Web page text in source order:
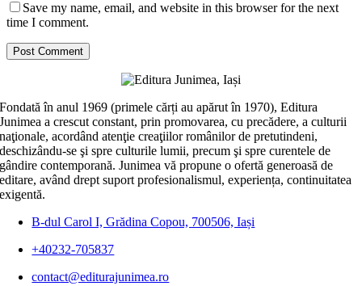
Save my name, email, and website in this browser for the next
time I comment.
Fondată în anul 1969 (primele cărți au apărut în 1970), Editura
Junimea a crescut constant, prin promovarea, cu precădere, a culturii
naţionale, acordând atenţie creaţiilor românilor de pretutindeni,
deschizându-se şi spre culturile lumii, precum şi spre curentele de
gândire contemporană. Junimea vă propune o ofertă generoasă de
editare, având drept suport profesionalismul, experiența, continuitatea
exigentă.
B-dul Carol I, Grădina Copou, 700506, Iași
+40232-705837
contact@editurajunimea.ro